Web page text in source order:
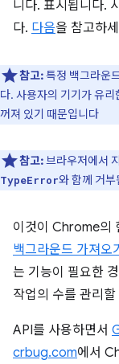
니다. 표시됩니다.
다. 다음을 참고하
참고:특정 백그라운
다. 사용자의 기기가 유
꺼져 있기 때문입니다
참고:브라우저에서
TypeError와 함께 거부
이것이 Chrome의
백그라운드 가져오기
는 기능이 필요한
작업의 수를 관리
API를 사용하면서
crbug.com에서